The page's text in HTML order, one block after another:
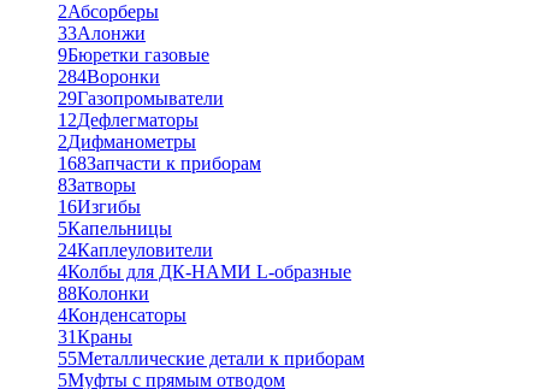
2Абсорберы
33Алонжи
9Бюретки газовые
284Воронки
29Газопромыватели
12Дефлегматоры
2Дифманометры
168Запчасти к приборам
8Затворы
16Изгибы
5Капельницы
24Каплеуловители
4Колбы для ДК-НАМИ L-образные
88Колонки
4Конденсаторы
31Краны
55Металлические детали к приборам
5Муфты с прямым отводом